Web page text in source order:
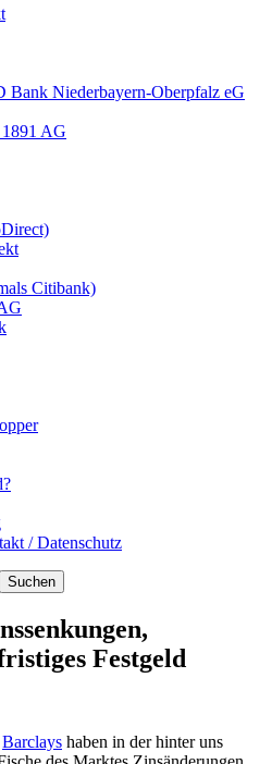
Bank Nieder­bayern-Oberpfalz eG
AG
Citibank)
/ Datenschutz
Festgeld
Barclays haben in der hinter uns